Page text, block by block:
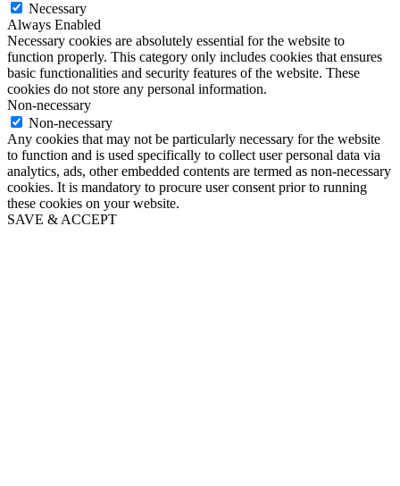
Necessary
Always Enabled
Necessary cookies are absolutely essential for the website to
function properly. This category only includes cookies that ensures
basic functionalities and security features of the website. These
cookies do not store any personal information.
Non-necessary
Non-necessary
Any cookies that may not be particularly necessary for the website
to function and is used specifically to collect user personal data via
analytics, ads, other embedded contents are termed as non-necessary
cookies. It is mandatory to procure user consent prior to running
these cookies on your website.
SAVE & ACCEPT